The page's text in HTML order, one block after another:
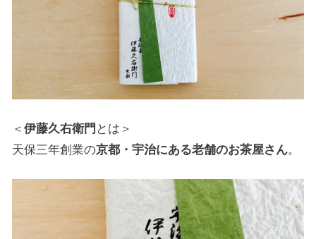
＜伊藤久右衛門 とは＞
天保三年創業の京都・宇治にある老舗のお茶屋さん。